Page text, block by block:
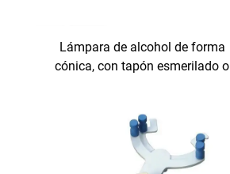
Lámpara de alcohol de forma
cónica, con tapón esmerilado o